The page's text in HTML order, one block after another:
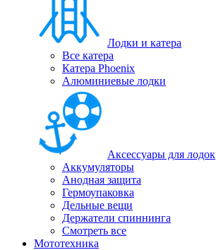
Лодки и катера
Все катера
Катера Phoenix
Алюминиевые лодки
Аксессуары для лодок
Аккумуляторы
Анодная защита
Гермоупаковка
Дельные вещи
Держатели спиннинга
Смотреть все
Мототехника